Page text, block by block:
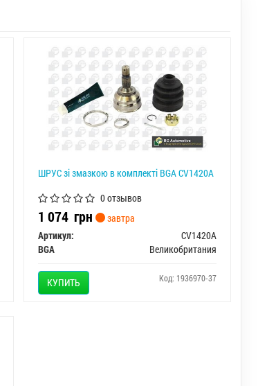
ШРУС зі змазкою в комплекті BGA CV1420A
0 отзывов
1 074грн
завтра
Артикул:
CV1420A
BGA
Великобритания
КУПИТЬ Код: 1936970-37